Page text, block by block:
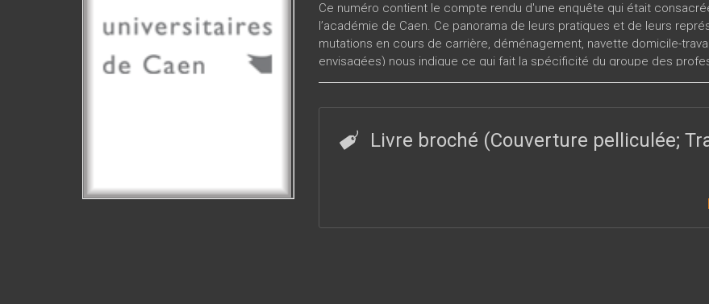
Ce numéro contient le compte rendu d'une enquête qui était
l’académie de Caen. Ce panorama de leurs pratiques et de leurs
mutations en cours de carrière, déménagement, navette domicile-
envisagées) nous indique ce qui fait la spécificité du groupe des
parcourent. À travers cette enquête, le rapport à la mobilité apparaît
Livre broché (Couverture pelliculée;